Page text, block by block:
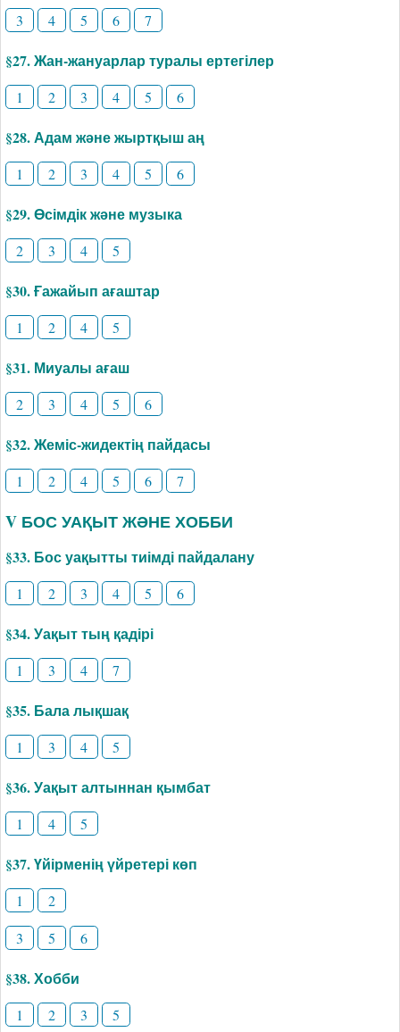
3 4 5 6 7
§27. Жан-жануарлар туралы ертегілер
1 2 3 4 5 6
§28. Адам және жыртқыш аң
1 2 3 4 5 6
§29. Өсімдік және музыка
2 3 4 5
§30. Ғажайып ағаштар
1 2 4 5
§31. Миуалы ағаш
2 3 4 5 6
§32. Жеміс-жидектің пайдасы
1 2 4 5 6 7
V БОС УАҚЫТ ЖӘНЕ ХОББИ
§33. Бос уақытты тиімді пайдалану
1 2 3 4 5 6
§34. Уақыт тың қадірі
1 3 4 7
§35. Бала лықшақ
1 3 4 5
§36. Уақыт алтыннан қымбат
1 4 5
§37. Үйірменің үйретері көп
1
2
3
5 6
§38. Хобби
1 2 3 5